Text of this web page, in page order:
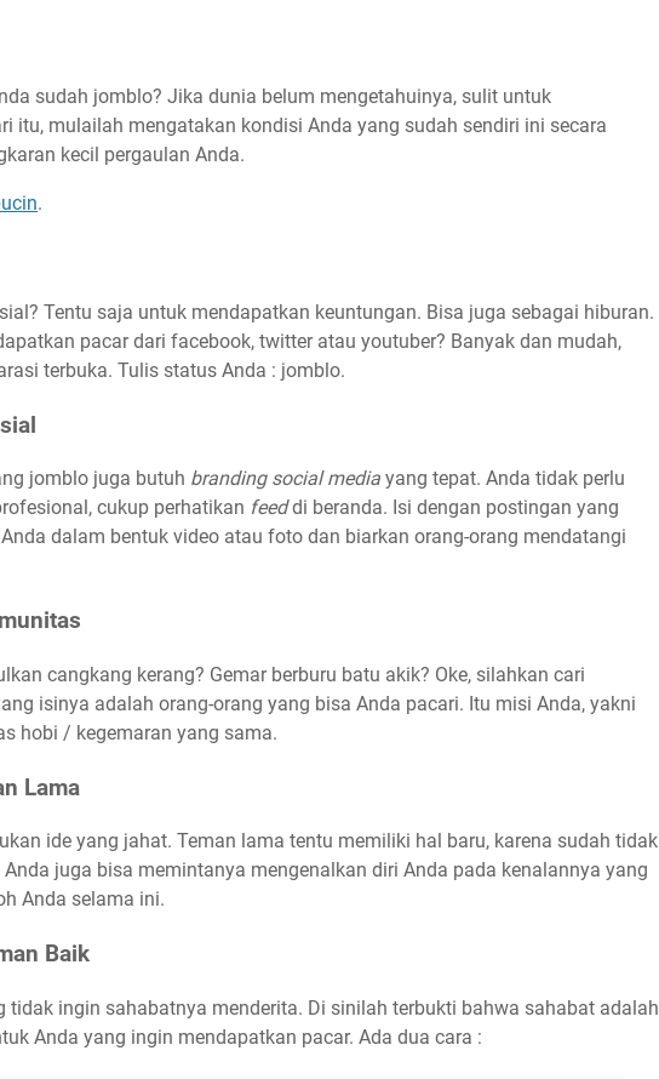
sudah jomblo? Jika dunia belum mengetahuinya, sulit untuk
itu, mulailah mengatakan kondisi Anda yang sudah sendiri ini secara
kecil pergaulan Anda.
.
Tentu saja untuk mendapatkan keuntungan. Bisa juga sebagai hiburan.
pacar dari facebook, twitter atau youtuber? Banyak dan mudah,
terbuka. Tulis status Anda : jomblo.
jomblo juga butuh branding social media yang tepat. Anda tidak perlu
cukup perhatikan feeddi beranda. Isi dengan postingan yang
dalam bentuk video atau foto dan biarkan orang-orang mendatangi
cangkang kerang? Gemar berburu batu akik? Oke, silahkan cari
isinya adalah orang-orang yang bisa Anda pacari. Itu misi Anda, yakni
hobi / kegemaran yang sama.
Lama
ide yang jahat. Teman lama tentu memiliki hal baru, karena sudah tidak
juga bisa memintanya mengenalkan diri Anda pada kenalannya yang
Anda selama ini.
Baik
tidak ingin sahabatnya menderita. Di sinilah terbukti bahwa sahabat adalah
Anda yang ingin mendapatkan pacar. Ada dua cara :